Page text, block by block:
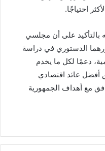
احتياجًا.
بالتأكيد على أن مجلسي
الدستوري في دراسة
دعمًا لكل ما يخدم
أفضل عائد اقتصادي
مع أهداف الجمهورية